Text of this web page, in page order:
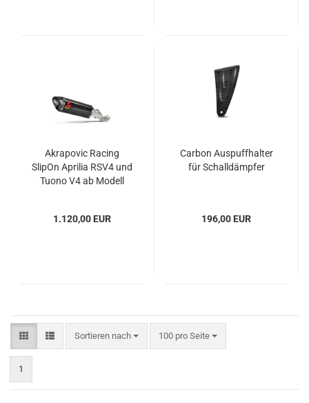
Akrapovic Racing
SlipOn Aprilia RSV4 und
Tuono V4 ab Modell
1.120,00 EUR
Carbon Auspuffhalter
für Schalldämpfer
196,00 EUR
Sortieren nach
Sortieren nach 100 pro Seite
pro Seite
1